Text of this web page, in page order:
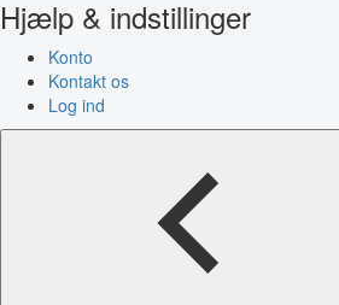
Hjælp & indstillinger
Konto
Kontakt os
Log ind